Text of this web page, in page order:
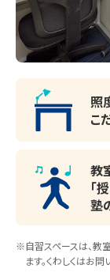
照
こ
教
「
塾
※自習スペースは、教
ます。くわしくはお